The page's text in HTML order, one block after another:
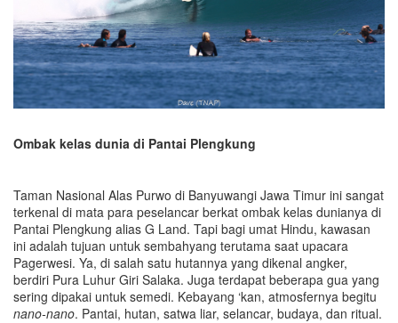
Ombak kelas dunia di Pantai Plengkung
Taman Nasional Alas Purwo di Banyuwangi Jawa Timur ini sangat
terkenal di mata para peselancar berkat ombak kelas dunianya di
Pantai Plengkung alias G Land. Tapi bagi umat Hindu, kawasan
ini adalah tujuan untuk sembahyang terutama saat upacara
Pagerwesi. Ya, di salah satu hutannya yang dikenal angker,
berdiri Pura Luhur Giri Salaka. Juga terdapat beberapa gua yang
sering dipakai untuk semedi. Kebayang ‘kan, atmosfernya begitu
nano-nano. Pantai, hutan, satwa liar, selancar, budaya, dan ritual.